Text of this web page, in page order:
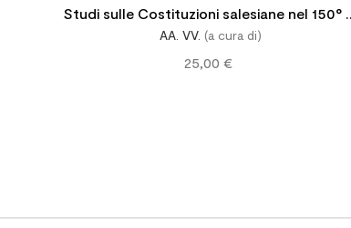
Studi sulle Costituzioni salesiane nel 150°
approvazione (1874-2024)
AA. VV. (a cura di)
25,00 €